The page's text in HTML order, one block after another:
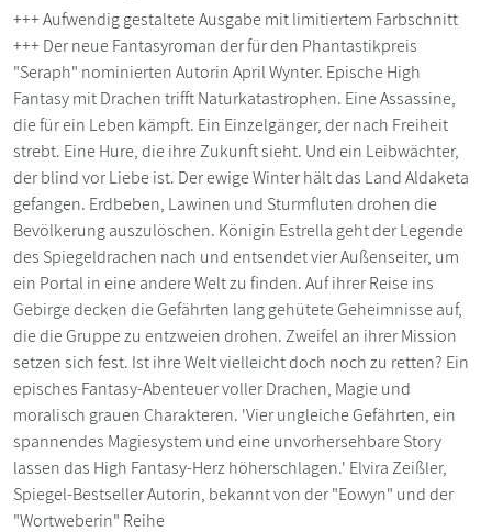
+++ Aufwendig gestaltete Ausgabe mit limitiertem Farbschnitt
+++ Der neue Fantasyroman der für den Phantastikpreis
"Seraph" nominierten Autorin April Wynter. Epische High
Fantasy mit Drachen trifft Naturkatastrophen. Eine Assassine,
die für ein Leben kämpft. Ein Einzelgänger, der nach Freiheit
strebt. Eine Hure, die ihre Zukunft sieht. Und ein Leibwächter,
der blind vor Liebe ist. Der ewige Winter hält das Land Aldaketa
gefangen. Erdbeben, Lawinen und Sturmfluten drohen die
Bevölkerung auszulöschen. Königin Estrella geht der Legende
des Spiegeldrachen nach und entsendet vier Außenseiter, um
ein Portal in eine andere Welt zu finden. Auf ihrer Reise ins
Gebirge decken die Gefährten lang gehütete Geheimnisse auf,
die die Gruppe zu entzweien drohen. Zweifel an ihrer Mission
setzen sich fest. Ist ihre Welt vielleicht doch noch zu retten? Ein
episches Fantasy-Abenteuer voller Drachen, Magie und
moralisch grauen Charakteren. 'Vier ungleiche Gefährten, ein
spannendes Magiesystem und eine unvorhersehbare Story
lassen das High Fantasy-Herz höherschlagen.' Elvira Zeißler,
Spiegel-Bestseller Autorin, bekannt von der "Eowyn" und der
"Wortweberin" Reihe